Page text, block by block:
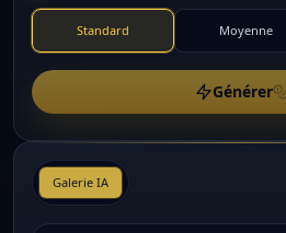
Standard Moyenne
Générer
Galerie IA